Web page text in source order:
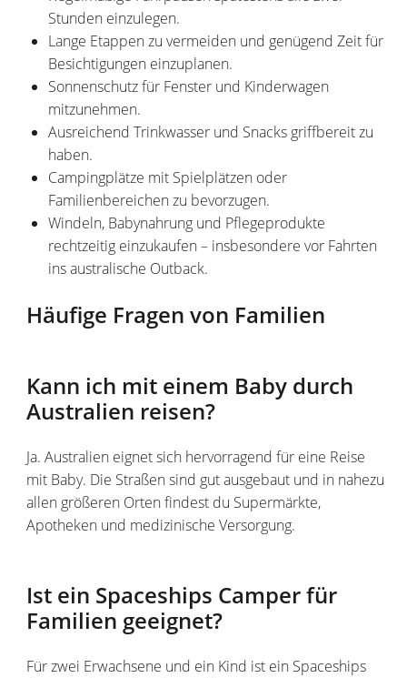
Stunden einzulegen.
Lange Etappen zu vermeiden und genügend Zeit für
Besichtigungen einzuplanen.
Sonnenschutz für Fenster und Kinderwagen
mitzunehmen.
Ausreichend Trinkwasser und Snacks griffbereit zu
haben.
Campingplätze mit Spielplätzen oder
Familienbereichen zu bevorzugen.
Windeln, Babynahrung und Pflegeprodukte
rechtzeitig einzukaufen – insbesondere vor Fahrten
ins australische Outback.
Häufige Fragen von Familien
Kann ich mit einem Baby durch
Australien reisen?
Ja. Australien eignet sich hervorragend für eine Reise
mit Baby. Die Straßen sind gut ausgebaut und in nahezu
allen größeren Orten findest du Supermärkte,
Apotheken und medizinische Versorgung.
Ist ein Spaceships Camper für
Familien geeignet?
Für zwei Erwachsene und ein Kind ist ein Spaceships